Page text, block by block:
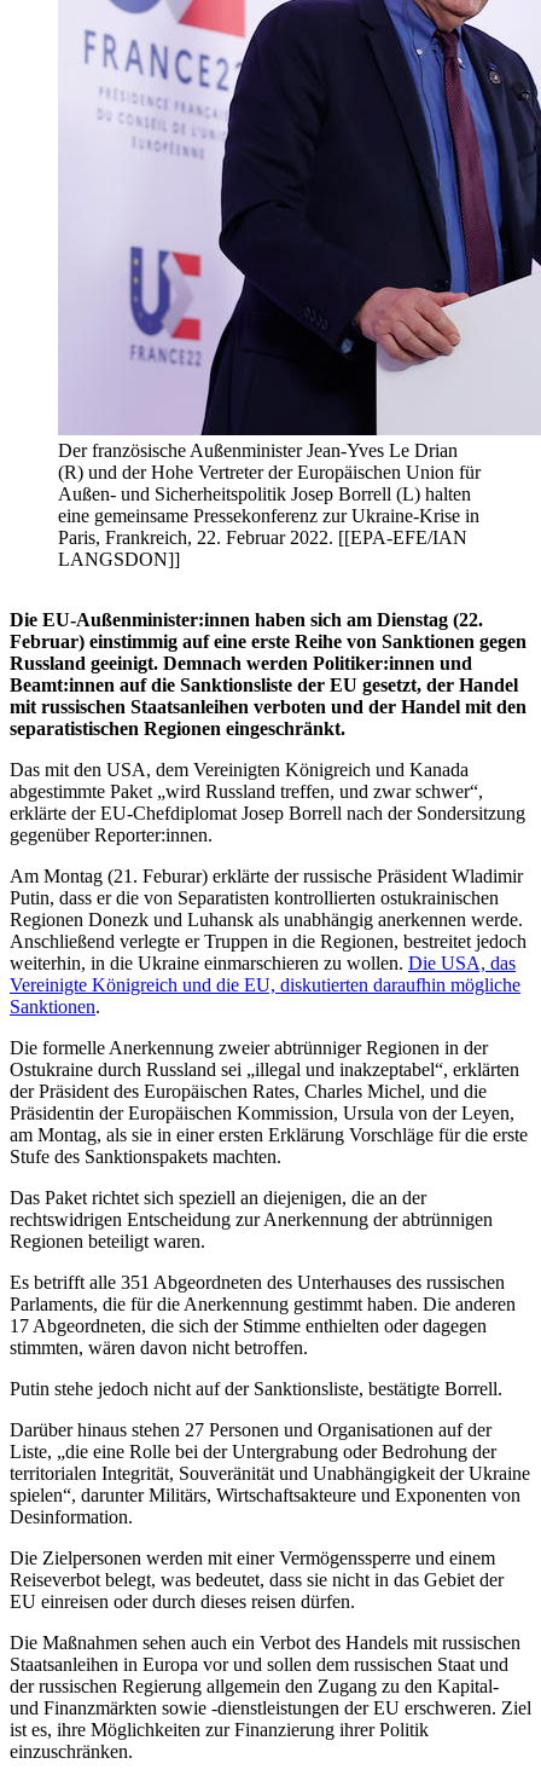
Der französische Außenminister Jean-Yves Le Drian
(R) und der Hohe Vertreter der Europäischen Union für
Außen- und Sicherheitspolitik Josep Borrell (L) halten
eine gemeinsame Pressekonferenz zur Ukraine-Krise in
Paris, Frankreich, 22. Februar 2022. [[EPA-EFE/IAN
LANGSDON]]
Die EU-Außenminister:innen haben sich am Dienstag (22.
Februar) einstimmig auf eine erste Reihe von Sanktionen gegen
Russland geeinigt. Demnach werden Politiker:innen und
Beamt:innen auf die Sanktionsliste der EU gesetzt, der Handel
mit russischen Staatsanleihen verboten und der Handel mit den
separatistischen Regionen eingeschränkt.
Das mit den USA, dem Vereinigten Königreich und Kanada
abgestimmte Paket „wird Russland treffen, und zwar schwer“,
erklärte der EU-Chefdiplomat Josep Borrell nach der Sondersitzung
gegenüber Reporter:innen.
Am Montag (21. Feburar) erklärte der russische Präsident Wladimir
Putin, dass er die von Separatisten kontrollierten ostukrainischen
Regionen Donezk und Luhansk als unabhängig anerkennen werde.
Anschließend verlegte er Truppen in die Regionen, bestreitet jedoch
weiterhin, in die Ukraine einmarschieren zu wollen. Die USA, das
Vereinigte Königreich und die EU, diskutierten daraufhin mögliche
Sanktionen.
Die formelle Anerkennung zweier abtrünniger Regionen in der
Ostukraine durch Russland sei „illegal und inakzeptabel“, erklärten
der Präsident des Europäischen Rates, Charles Michel, und die
Präsidentin der Europäischen Kommission, Ursula von der Leyen,
am Montag, als sie in einer ersten Erklärung Vorschläge für die erste
Stufe des Sanktionspakets machten.
Das Paket richtet sich speziell an diejenigen, die an der
rechtswidrigen Entscheidung zur Anerkennung der abtrünnigen
Regionen beteiligt waren.
Es betrifft alle 351 Abgeordneten des Unterhauses des russischen
Parlaments, die für die Anerkennung gestimmt haben. Die anderen
17 Abgeordneten, die sich der Stimme enthielten oder dagegen
stimmten, wären davon nicht betroffen.
Putin stehe jedoch nicht auf der Sanktionsliste, bestätigte Borrell.
Darüber hinaus stehen 27 Personen und Organisationen auf der
Liste, „die eine Rolle bei der Untergrabung oder Bedrohung der
territorialen Integrität, Souveränität und Unabhängigkeit der Ukraine
spielen“, darunter Militärs, Wirtschaftsakteure und Exponenten von
Desinformation.
Die Zielpersonen werden mit einer Vermögenssperre und einem
Reiseverbot belegt, was bedeutet, dass sie nicht in das Gebiet der
EU einreisen oder durch dieses reisen dürfen.
Die Maßnahmen sehen auch ein Verbot des Handels mit russischen
Staatsanleihen in Europa vor und sollen dem russischen Staat und
der russischen Regierung allgemein den Zugang zu den Kapital-
und Finanzmärkten sowie -dienstleistungen der EU erschweren. Ziel
ist es, ihre Möglichkeiten zur Finanzierung ihrer Politik
einzuschränken.